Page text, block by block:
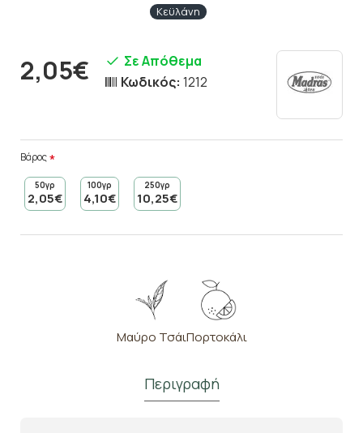
Κεϋλάνη
2,05€
Σε Απόθεμα
Κωδικός: 1212
Βάρος
50γρ
2,05€
100γρ
4,10€
250γρ
10,25€
Περιγραφή
Μαύρο ΤσάιΠορτοκάλι